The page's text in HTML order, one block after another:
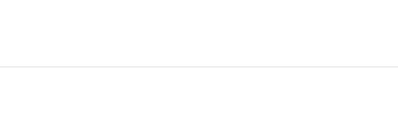
vrátane IEC 60601-2-19, IEC 60601-2-20 a IEC